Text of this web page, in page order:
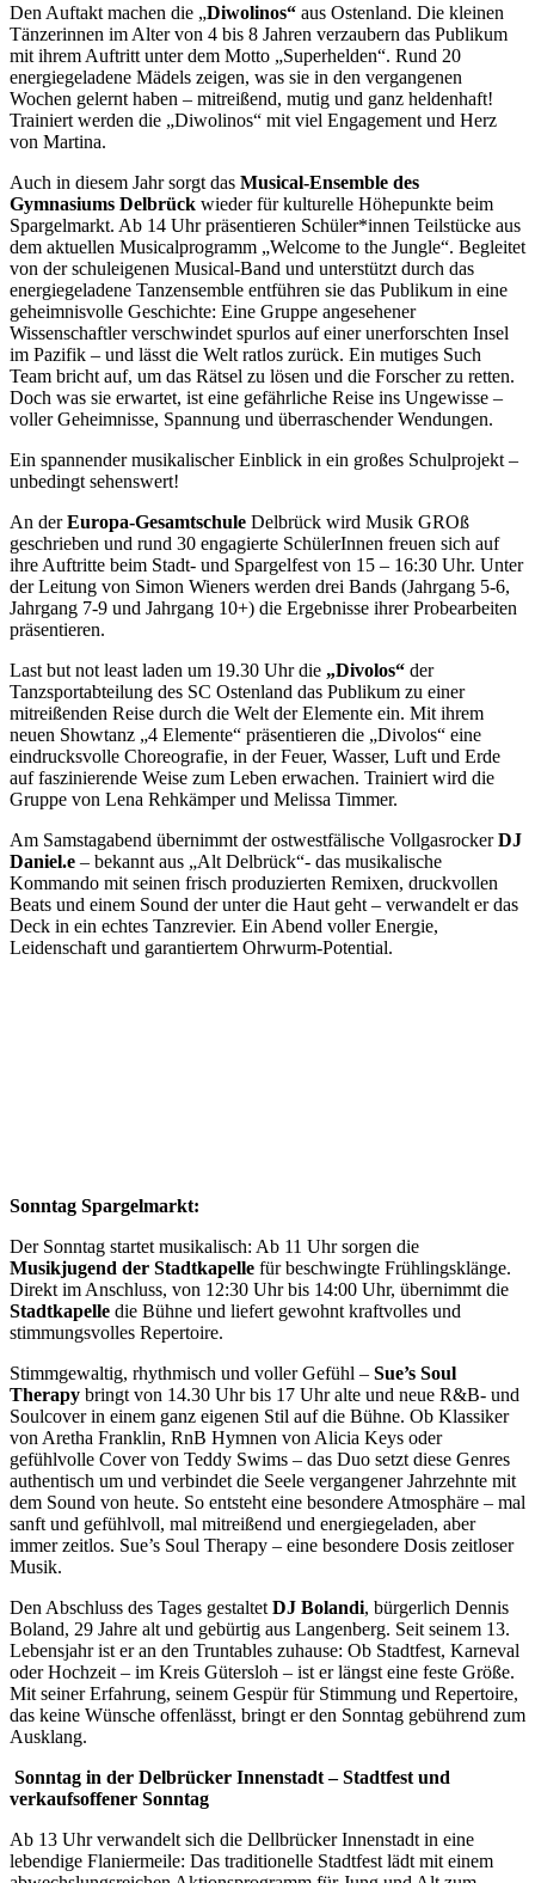
Den Auftakt machen die „Diwolinos“ aus Ostenland. Die kleinen
Tänzerinnen im Alter von 4 bis 8 Jahren verzaubern das Publikum
mit ihrem Auftritt unter dem Motto „Superhelden“. Rund 20
energiegeladene Mädels zeigen, was sie in den vergangenen
Wochen gelernt haben – mitreißend, mutig und ganz heldenhaft!
Trainiert werden die „Diwolinos“ mit viel Engagement und Herz
von Martina.
Auch in diesem Jahr sorgt das Musical-Ensemble des
Gymnasiums Delbrück wieder für kulturelle Höhepunkte beim
Spargelmarkt. Ab 14 Uhr präsentieren Schüler*innen Teilstücke aus
dem aktuellen Musicalprogramm „Welcome to the Jungle“. Begleitet
von der schuleigenen Musical-Band und unterstützt durch das
energiegeladene Tanzensemble entführen sie das Publikum in eine
geheimnisvolle Geschichte: Eine Gruppe angesehener
Wissenschaftler verschwindet spurlos auf einer unerforschten Insel
im Pazifik – und lässt die Welt ratlos zurück. Ein mutiges Such
Team bricht auf, um das Rätsel zu lösen und die Forscher zu retten.
Doch was sie erwartet, ist eine gefährliche Reise ins Ungewisse –
voller Geheimnisse, Spannung und überraschender Wendungen.
Ein spannender musikalischer Einblick in ein großes Schulprojekt –
unbedingt sehenswert!
An derEuropa-Gesamtschule Delbrück wird Musik GROß
geschrieben und rund 30 engagierte SchülerInnen freuen sich auf
ihre Auftritte beim Stadt- und Spargelfest von 15 – 16:30 Uhr. Unter
der Leitung von Simon Wieners werden drei Bands (Jahrgang 5-6,
Jahrgang 7-9 und Jahrgang 10+) die Ergebnisse ihrer Probearbeiten
präsentieren.
Last but not least laden um 19.30 Uhr die „Divolos“ der
Tanzsportabteilung des SC Ostenland das Publikum zu einer
mitreißenden Reise durch die Welt der Elemente ein. Mit ihrem
neuen Showtanz „4 Elemente“ präsentieren die „Divolos“ eine
eindrucksvolle Choreografie, in der Feuer, Wasser, Luft und Erde
auf faszinierende Weise zum Leben erwachen. Trainiert wird die
Gruppe von Lena Rehkämper und Melissa Timmer.
Am Samstagabend übernimmt der ostwestfälische VollgasrockerDJ
Daniel.e – bekannt aus „Alt Delbrück“- das musikalische
Kommando mit seinen frisch produzierten Remixen, druckvollen
Beats und einem Sound der unter die Haut geht – verwandelt er das
Deck in ein echtes Tanzrevier. Ein Abend voller Energie,
Leidenschaft und garantiertem Ohrwurm-Potential.
Sonntag Spargelmarkt:
Der Sonntag startet musikalisch: Ab 11 Uhr sorgen die
Musikjugend der Stadtkapelle für beschwingte Frühlingsklänge.
Direkt im Anschluss, von 12:30 Uhr bis 14:00 Uhr, übernimmt die
Stadtkapelle die Bühne und liefert gewohnt kraftvolles und
stimmungsvolles Repertoire.
Stimmgewaltig, rhythmisch und voller Gefühl – Sue’s Soul
Therapy bringt von 14.30 Uhr bis 17 Uhr alte und neue R&B- und
Soulcover in einem ganz eigenen Stil auf die Bühne. Ob Klassiker
von Aretha Franklin, RnB Hymnen von Alicia Keys oder
gefühlvolle Cover von Teddy Swims – das Duo setzt diese Genres
authentisch um und verbindet die Seele vergangener Jahrzehnte mit
dem Sound von heute. So entsteht eine besondere Atmosphäre – mal
sanft und gefühlvoll, mal mitreißend und energiegeladen, aber
immer zeitlos. Sue’s Soul Therapy – eine besondere Dosis zeitloser
Musik.
Den Abschluss des Tages gestaltet DJ Bolandi, bürgerlich Dennis
Boland, 29 Jahre alt und gebürtig aus Langenberg. Seit seinem 13.
Lebensjahr ist er an den Truntables zuhause: Ob Stadtfest, Karneval
oder Hochzeit – im Kreis Gütersloh – ist er längst eine feste Größe.
Mit seiner Erfahrung, seinem Gespür für Stimmung und Repertoire,
das keine Wünsche offenlässt, bringt er den Sonntag gebührend zum
Ausklang.
Sonntag in der Delbrücker Innenstadt – Stadtfest und
verkaufsoffener Sonntag
Ab 13 Uhr verwandelt sich die Dellbrücker Innenstadt in eine
lebendige Flaniermeile: Das traditionelle Stadtfest lädt mit einem